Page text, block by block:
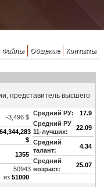
Файлы Общение Контакты
представитель высшего
-3,496 $
$
1355
50943
из 51000
Средний РУ:
17.9
Средний РУ
11-лучших:
22.09
Средний
талант:
4.34
Средний
возраст:
25.07